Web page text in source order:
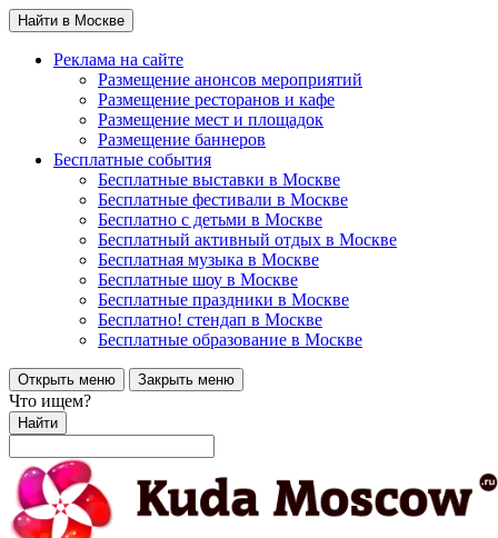
Найти в Москве
Реклама на сайте
Размещение анонсов мероприятий
Размещение ресторанов и кафе
Размещение мест и площадок
Размещение баннеров
Бесплатные события
Бесплатные выставки в Москве
Бесплатные фестивали в Москве
Бесплатно с детьми в Москве
Бесплатный активный отдых в Москве
Бесплатная музыка в Москве
Бесплатные шоу в Москве
Бесплатные праздники в Москве
Бесплатно! стендап в Москве
Бесплатные образование в Москве
Открыть меню Закрыть меню
Что ищем?
Найти